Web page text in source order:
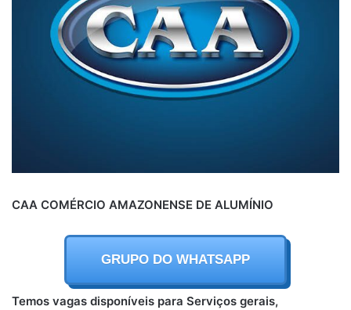
CAA COMÉRCIO AMAZONENSE DE ALUMÍNIO
GRUPO DO WHATSAPP
Temos vagas disponíveis para Serviços gerais,